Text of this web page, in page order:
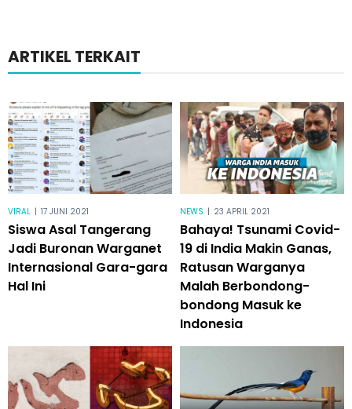
ARTIKEL TERKAIT
VIRAL | 17 JUNI 2021
Siswa Asal Tangerang
Jadi Buronan Warganet
Internasional Gara-gara
Hal Ini
NEWS | 23 APRIL 2021
Bahaya! Tsunami Covid-
19 di India Makin Ganas,
Ratusan Warganya
Malah Berbondong-
bondong Masuk ke
Indonesia